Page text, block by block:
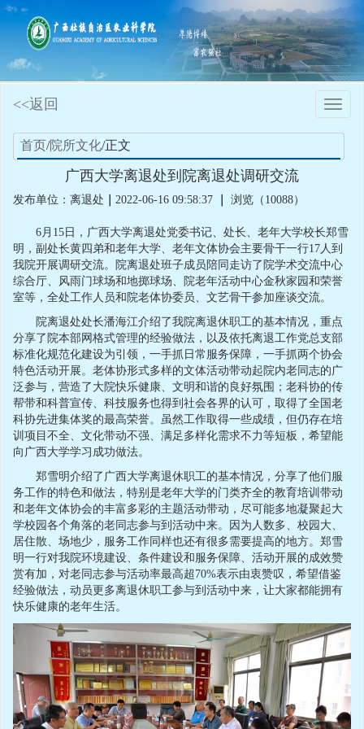
Toggle
<<返回
首页/院所文化/正文
广西大学离退处到院离退处调研交流
发布单位：离退处 2022-06-16 09:58:37 浏览（10088）
6月15日，广西大学离退处党委书记、处长、老年大学校长郑雪
明，副处长黄四弟和老年大学、老年文体协会主要骨干一行17人到
我院开展调研交流。院离退处班子成员陪同走访了院学术交流中心
综合厅、风雨门球场和地掷球场、院老年活动中心金秋家园和荣誉
室等，全处工作人员和院老体协委员、文艺骨干参加座谈交流。
院离退处处长潘海江介绍了我院离退休职工的基本情况，重点
分享了院本部网格式管理的经验做法，以及依托离退工作党总支部
标准化规范化建设为引领，一手抓日常服务保障，一手抓两个协会
特色活动开展。老体协形式多样的文体活动带动起院内老同志的广
泛参与，营造了大院快乐健康、文明和谐的良好氛围；老科协的传
帮带和科普宣传、科技服务也得到社会各界的认可，取得了全国老
科协先进集体奖的最高荣誉。虽然工作取得一些成绩，但仍存在培
训项目不全、文化带动不强、满足多样化需求不力等短板，希望能
向广西大学学习成功做法。
郑雪明介绍了广西大学离退休职工的基本情况，分享了他们服
务工作的特色和做法，特别是老年大学的门类齐全的教育培训带动
和老年文体协会的丰富多彩的主题活动带动，尽可能多地凝聚起大
学校园各个角落的老同志参与到活动中来。因为人数多、校园大、
居住散、场地少，服务工作同样也还有很多需要提高的地方。郑雪
明一行对我院环境建设、条件建设和服务保障、活动开展的成效赞
赏有加，对老同志参与活动率最高超70%表示由衷赞叹，希望借鉴
经验做法，动员更多离退休职工参与到活动中来，让大家都能拥有
快乐健康的老年生活。